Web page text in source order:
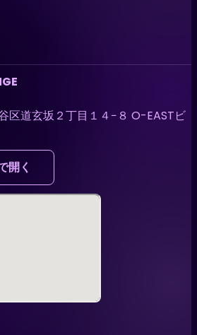
𝗘𝗫𝗖𝗛𝗔𝗡𝗚𝗘
区道玄坂２丁目１４−８ O-EASTビ
開く